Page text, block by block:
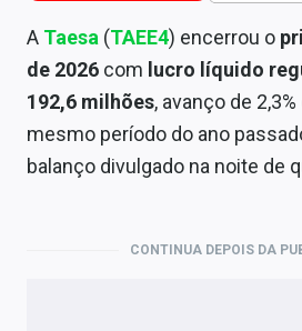
Renda Fixa
Finanças Pessoais
Mercados
Economia
A Taesa (TAEE4) encerrou o
de 2026 com lucro líquido
192,6 milhões, avanço de
mesmo período do ano
balanço divulgado na noite de
CONTINUA DEPOIS DA